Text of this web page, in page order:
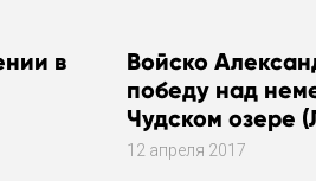
в
Войско
победу над
Чудском озере
12 апреля 2017